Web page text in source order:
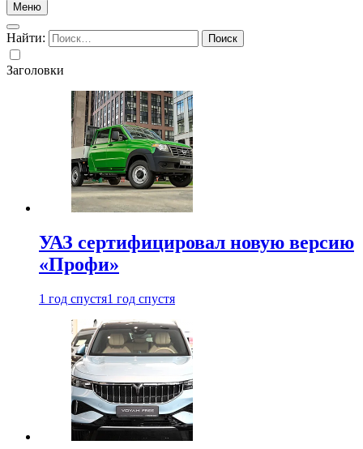
Меню
Найти:
Заголовки
УАЗ сертифицировал новую версию
«Профи»
1 год спустя1 год спустя